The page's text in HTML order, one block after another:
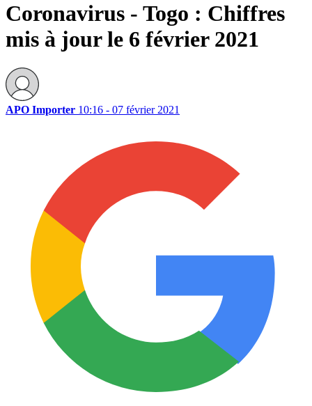
Coronavirus - Togo : Chiffres
mis à jour le 6 février 2021
APO Importer 10:16 - 07 février 2021